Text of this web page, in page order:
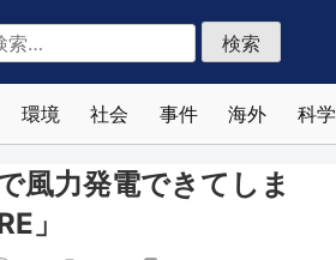
環境 社会 事件 海外 科学
風力発電できてしま
」